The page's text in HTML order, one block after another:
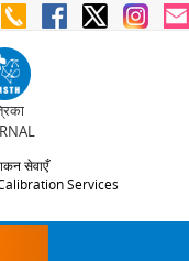
सेवाएँ
Services